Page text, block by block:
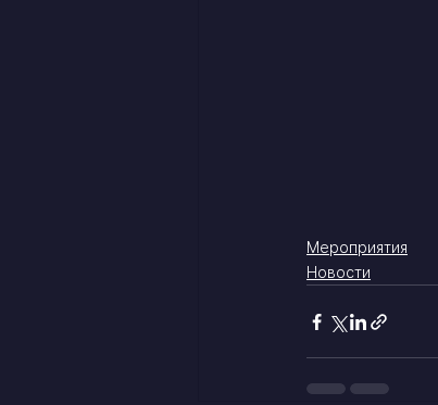
Мероприятия
Новости